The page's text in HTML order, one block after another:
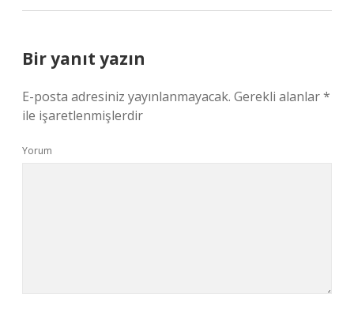
Bir yanıt yazın
E-posta adresiniz yayınlanmayacak. Gerekli alanlar*
ile işaretlenmişlerdir
Yorum